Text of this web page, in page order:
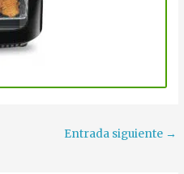
Entrada siguiente →